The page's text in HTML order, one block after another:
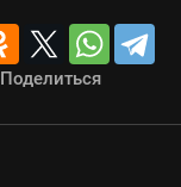
Поделиться